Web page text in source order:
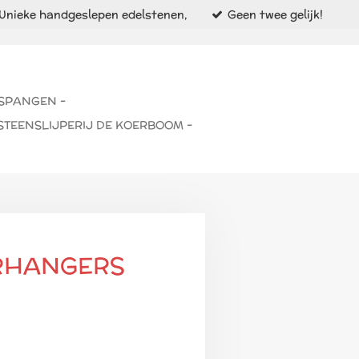
handgeslepen edelstenen, Geen twee gelijk!
-
DE KOERBOOM -